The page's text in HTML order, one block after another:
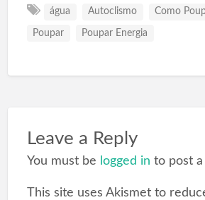
água Autoclismo Como
Poupar Poupar Energia
Leave a Reply
You must be logged in to post
This site uses Akismet to